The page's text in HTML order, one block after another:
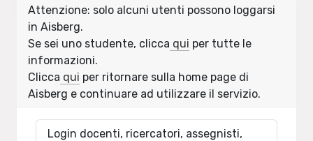
Attenzione: solo alcuni utenti possono loggarsi
in Aisberg.
Se sei uno studente, clicca qui per tutte le
informazioni.
Clicca qui per ritornare sulla home page di
Aisberg e continuare ad utilizzare il servizio.
Login docenti, ricercatori, assegnisti,